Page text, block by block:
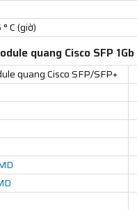
C (giờ)
quang Cisco SFP
quang Cisco SFP/SFP+